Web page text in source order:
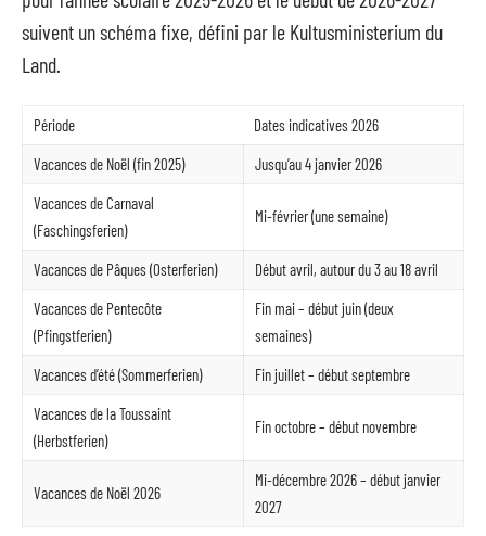
suivent un schéma fixe, défini par le Kultusministerium du
Land.
Période
Dates indicatives 2026
Vacances de Noël (fin 2025)
Jusqu’au 4 janvier 2026
Vacances de Carnaval
(Faschingsferien)
Mi-février (une semaine)
Vacances de Pâques (Osterferien)
Début avril, autour du 3 au 18 avril
Vacances de Pentecôte
(Pfingstferien)
Fin mai – début juin (deux
semaines)
Vacances d’été (Sommerferien)
Fin juillet – début septembre
Vacances de la Toussaint
(Herbstferien)
Fin octobre – début novembre
Vacances de Noël 2026
Mi-décembre 2026 – début janvier
2027